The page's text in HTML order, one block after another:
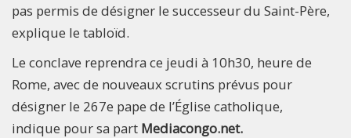
pas permis de désigner le successeur du Saint-Père,
explique le tabloïd.
Le conclave reprendra ce jeudi à 10h30, heure de
Rome, avec de nouveaux scrutins prévus pour
désigner le 267e pape de l’Église catholique,
indique pour sa part Mediacongo.net.